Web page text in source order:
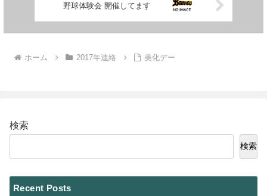
野球体験会 開催してます
ホーム 2017年連絡 美化デー
検索
検索
Recent Posts